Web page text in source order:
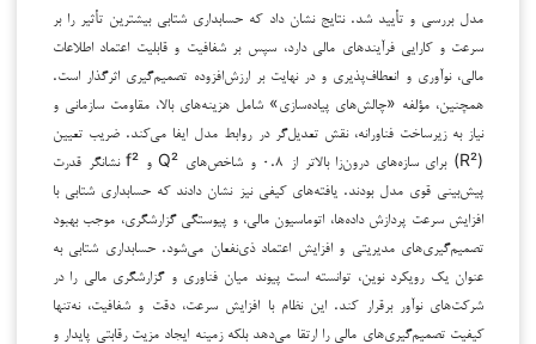
مدل بررسی و تأیید شد. نتایج نشان داد که حسابداری شتابی بیشترین تأثیر را بر
سرعت و کارایی فرآیندهای مالی دارد، سپس بر شفافیت و قابلیت اعتماد اطلاعات
مالی، نوآوری و انعطاف‌پذیری و در نهایت بر ارزش‌افزوده تصمیم‌گیری اثرگذار است.
همچنین، مؤلفه «چالش‌های پیاده‌سازی» شامل هزینه‌های بالا، مقاومت سازمانی و
نیاز به زیرساخت فناورانه، نقش تعدیل‌گر در روابط مدل ایفا می‌کند. ضریب تعیین
(R²) برای سازه‌های درون‌زا بالاتر از ۰.۸ و شاخص‌های Q² و f² نشانگر قدرت
پیش‌بینی قوی مدل بودند. یافته‌های کیفی نیز نشان دادند که حسابداری شتابی با
افزایش سرعت پردازش داده‌ها، اتوماسیون مالی، و پیوستگی گزارشگری، موجب بهبود
تصمیم‌گیری‌های مدیریتی و افزایش اعتماد ذی‌نفعان می‌شود. حسابداری شتابی به
عنوان یک رویکرد نوین، توانسته است پیوند میان فناوری و گزارشگری مالی را در
شرکت‌های نوآور برقرار کند. این نظام با افزایش سرعت، دقت و شفافیت، نه‌تنها
کیفیت تصمیم‌گیری‌های مالی را ارتقا می‌دهد بلکه زمینه ایجاد مزیت رقابتی پایدار و